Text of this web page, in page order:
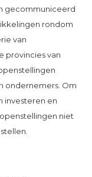
gecommuniceerd
rondom
van
provincies van
ondernemers. Om
investeren en
niet